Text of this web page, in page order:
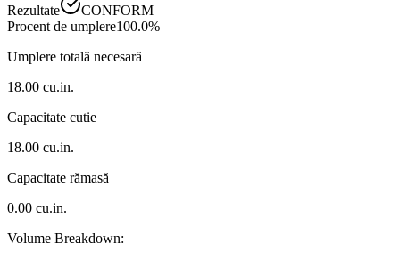
Rezultate
CONFORM
Procent de umplere100.0%
Umplere totală necesară
18.00 cu.in.
Capacitate cutie
18.00 cu.in.
Capacitate rămasă
0.00 cu.in.
Volume Breakdown: